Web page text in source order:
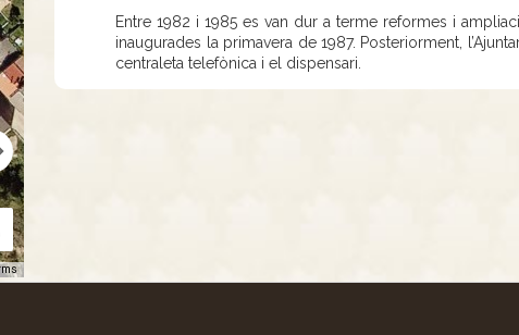
Entre 1982 i 1985 es van dur a terme reformes i
inaugurades la primavera de 1987. Posteriorment,
centraleta telefònica i el dispensari.